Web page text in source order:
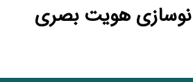
نوسازی هویت بصری